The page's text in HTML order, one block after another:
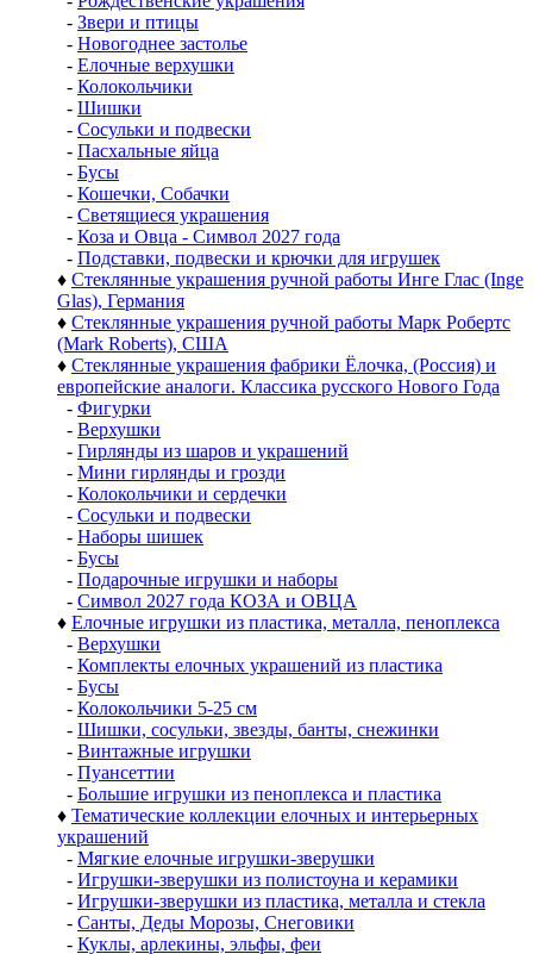
- Звери и птицы
- Новогоднее застолье
- Елочные верхушки
- Колокольчики
- Шишки
- Сосульки и подвески
- Пасхальные яйца
- Бусы
- Кошечки, Собачки
- Светящиеся украшения
- Коза и Овца - Символ 2027 года
- Подставки, подвески и крючки для игрушек
♦ Стеклянные украшения ручной работы Инге Глас (Inge
Glas), Германия
♦ Стеклянные украшения ручной работы Марк Робертс
(Mark Roberts), США
♦ Стеклянные украшения фабрики Ёлочка, (Россия) и
европейские аналоги. Классика русского Нового Года
- Фигурки
- Верхушки
- Гирлянды из шаров и украшений
- Мини гирлянды и грозди
- Колокольчики и сердечки
- Сосульки и подвески
- Наборы шишек
- Бусы
- Подарочные игрушки и наборы
- Символ 2027 года КОЗА и ОВЦА
♦ Елочные игрушки из пластика, металла, пеноплекса
- Верхушки
- Комплекты елочных украшений из пластика
- Бусы
- Колокольчики 5-25 см
- Шишки, сосульки, звезды, банты, снежинки
- Винтажные игрушки
- Пуансеттии
- Большие игрушки из пеноплекса и пластика
♦ Тематические коллекции елочных и интерьерных
украшений
- Мягкие елочные игрушки-зверушки
- Игрушки-зверушки из полистоуна и керамики
- Игрушки-зверушки из пластика, металла и стекла
- Санты, Деды Морозы, Снеговики
- Куклы, арлекины, эльфы, феи